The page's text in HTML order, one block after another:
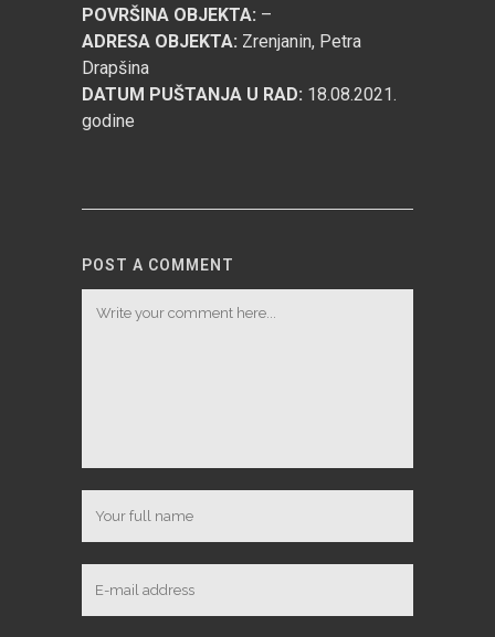
POVRŠINA OBJEKTA: –
ADRESA OBJEKTA: Zrenjanin, Petra
Drapšina
DATUM PUŠTANJA U RAD: 18.08.2021.
godine
POST A COMMENT